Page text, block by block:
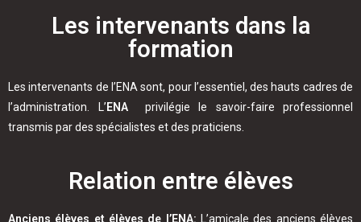
Les intervenants dans la
formation
Les intervenants de l’ENA sont, pour l’essentiel, des hauts cadres de
l’administration. L’ENA privilégie le savoir-faire professionnel
transmis par des spécialistes et des praticiens.
Relation entre élèves
Anciens élèves et élèves de l’ENA: L’amicale des anciens élèves